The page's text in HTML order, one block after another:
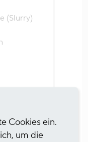
(Slurry)
Cookies ein.
um die